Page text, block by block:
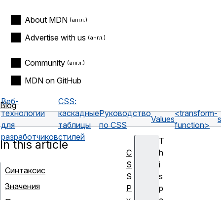
About MDN
Advertise with us
Community
MDN on GitHub
Blog
Веб-
технологии
для
разработчиков
CSS:
каскадные
таблицы
стилей
Руководство
по CSS
Values
<transform-
function>
T
h
i
s
p
In this article
Синтаксис
Значения
C
S
S
Р